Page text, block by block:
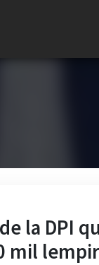
la DPI
mil